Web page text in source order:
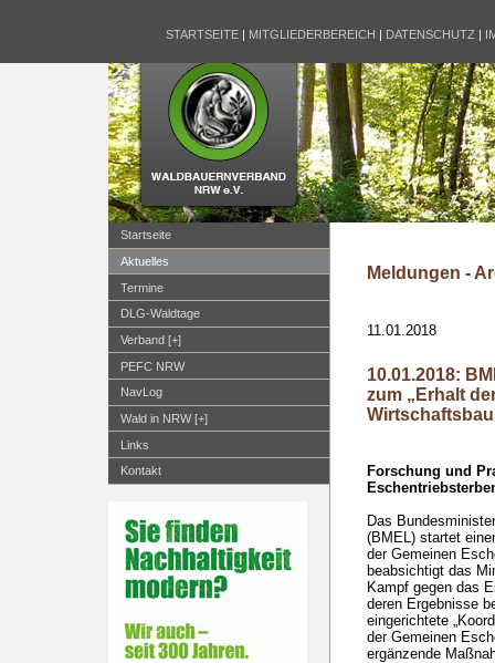
STARTSEITE | MITGLIEDERBEREICH | DATENSCHUTZ |
Startseite
Aktuelles
Termine
DLG-Waldtage
Verband [+]
PEFC NRW
NavLog
Wald in NRW [+]
Links
Kontakt
Meldungen -
11.01.2018
10.01.2018:
zum „Erhalt
Forschung und
Das
(BMEL) startet
der Gemeinen
beabsichtigt das
Kampf gegen das
deren Ergebnisse
eingerichtete
der Gemeinen
ergänzende